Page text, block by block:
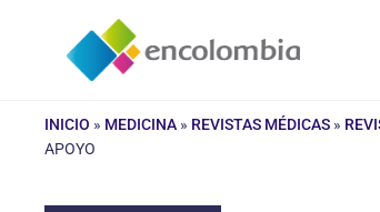
contenido
INICIO » MEDICINA » REVISTAS MÉDICAS »
APOYO